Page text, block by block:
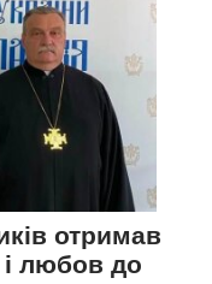
отримав
любов до